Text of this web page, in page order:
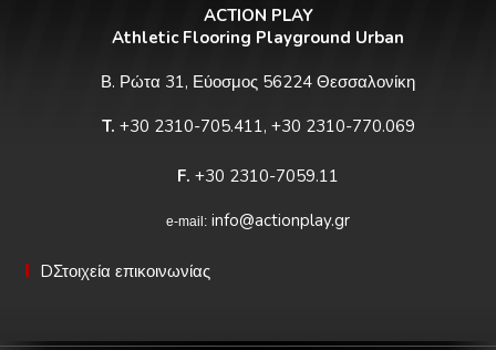
ACTION PLAY
Athletic Flooring Playground Urban
Β. Ρώτα 31, Εύοσμος 56224 Θεσσαλονίκη
T. +30 2310-705.411, +30 2310-770.069
F. +30 2310-7059.11
e-mail: info@actionplay.gr
DΣτοιχεία επικοινωνίας